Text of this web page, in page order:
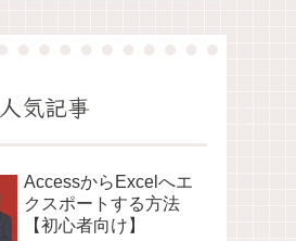
人気記事
AccessからExcelへエ
クスポートする方法
【初心者向け】